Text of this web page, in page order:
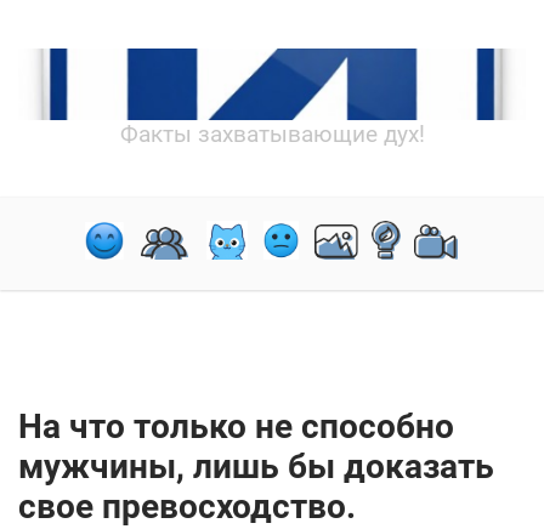
Факты захватывающие дух!
На что только не способно
мужчины, лишь бы доказать
свое превосходство.